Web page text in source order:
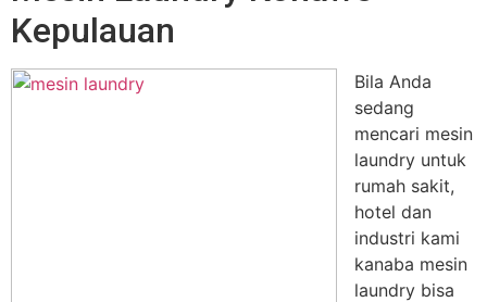
Kepulauan
Bila Anda
sedang
mencari mesin
laundry untuk
rumah sakit,
hotel dan
industri kami
kanaba mesin
laundry bisa